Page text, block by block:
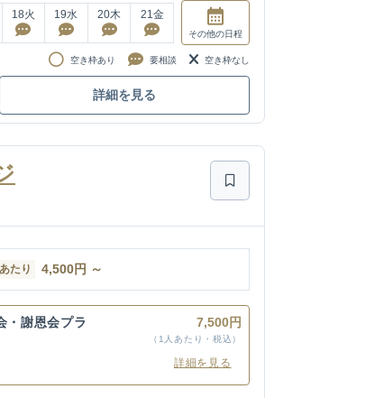
18火 19水 20木 21 金
その他の日程
空き枠あり 要相談 空き枠なし
詳細を見る
たり 4,500円 ～
・謝恩会プラ
7,500円
（1人あたり・税込）
詳細を見る